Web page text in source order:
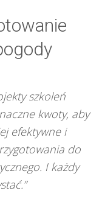
szkoleń
kwoty, aby
efektywne i
do
I każdy